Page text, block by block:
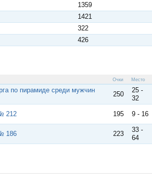
1359
1421
322
426
Очки Место
по пирамиде среди мужчин
250
25 -
32
212 195 9 - 16
186 223
33 -
64